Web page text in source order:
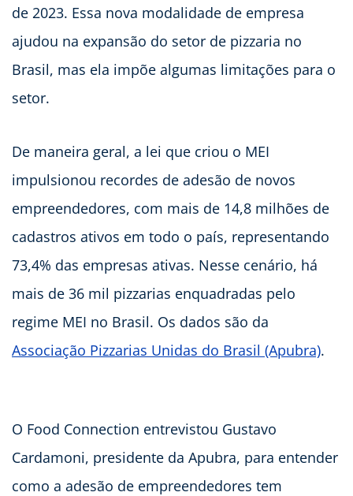
de 2023. Essa nova modalidade de empresa
ajudou na expansão do setor de pizzaria no
Brasil, mas ela impõe algumas limitações para o
setor.
De maneira geral, a lei que criou o MEI
impulsionou recordes de adesão de novos
empreendedores, com mais de 14,8 milhões de
cadastros ativos em todo o país, representando
73,4% das empresas ativas. Nesse cenário, há
mais de 36 mil pizzarias enquadradas pelo
regime MEI no Brasil. Os dados são da
Associação Pizzarias Unidas do Brasil (Apubra).
O Food Connection entrevistou Gustavo
Cardamoni, presidente da Apubra, para entender
como a adesão de empreendedores tem